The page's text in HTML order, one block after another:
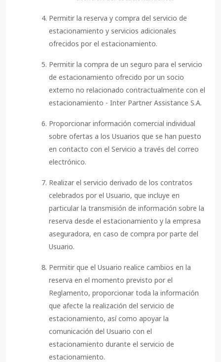
Permitir la reserva y compra del servicio de
estacionamiento y servicios adicionales
ofrecidos por el estacionamiento.
Permitir la compra de un seguro para el servicio
de estacionamiento ofrecido por un socio
externo no relacionado contractualmente con el
estacionamiento - Inter Partner Assistance S.A.
Proporcionar información comercial individual
sobre ofertas a los Usuarios que se han puesto
en contacto con el Servicio a través del correo
electrónico.
Realizar el servicio derivado de los contratos
celebrados por el Usuario, que incluye en
particular la transmisión de información sobre la
reserva desde el estacionamiento y la empresa
aseguradora, en caso de compra por parte del
Usuario.
Permitir que el Usuario realice cambios en la
reserva en el momento previsto por el
Reglamento, proporcionar toda la información
que afecte la realización del servicio de
estacionamiento, así como apoyar la
comunicación del Usuario con el
estacionamiento durante el servicio de
estacionamiento.